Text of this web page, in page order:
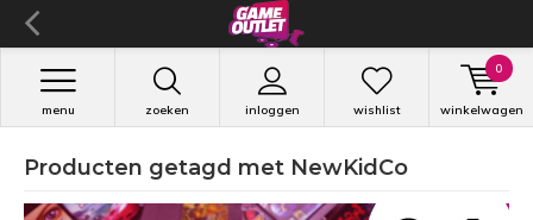
zoeken inloggen
menu wishlist winkelwagen
0
Producten getagd met NewKidCo